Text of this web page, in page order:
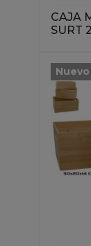
CAJA
SURT
Nuevo